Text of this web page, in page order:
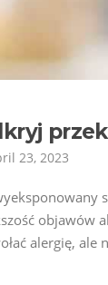
23, 2023
objawów
alergię,